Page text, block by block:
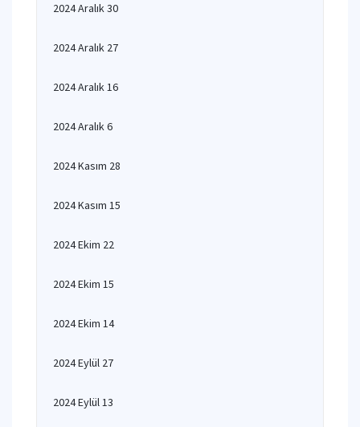
2024 Aralık 30
2024 Aralık 27
2024 Aralık 16
2024 Aralık 6
2024 Kasım 28
2024 Kasım 15
2024 Ekim 22
2024 Ekim 15
2024 Ekim 14
2024 Eylül 27
2024 Eylül 13